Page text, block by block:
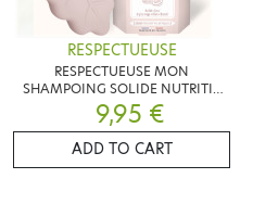
RESPECTUEUSE
RESPECTUEUSE MON
SHAMPOING SOLIDE NUTRITIF
BIO 75G
9,95 €
ADD TO CART